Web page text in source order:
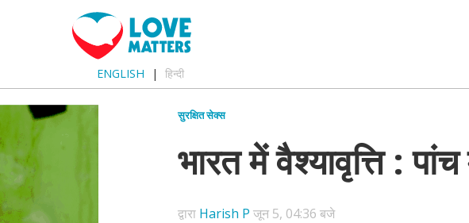
ENGLISH हिन्दी
सुरक्षित सेक्स
भारत में वैश्यावृत्ति :
द्वारा Harish P जून 5, 04:36 बजे